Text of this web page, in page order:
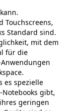
Touchscreens,
Standard sind.
mit dem
für die
es spezielle
gibt,
geringen